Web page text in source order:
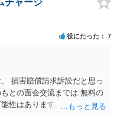
復帰の可能性をどんどん狭
役にたった 7
損害賠償請求訴訟だと思っ
との面会交流までは 無料の
性はあります。 また、原案